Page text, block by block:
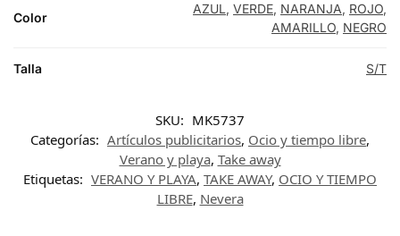
Color
AZUL, VERDE, NARANJA, ROJO,
AMARILLO, NEGRO
Talla S/T
SKU: MK5737
Categorías: Artículos publicitarios, Ocio y tiempo libre,
Verano y playa, Take away
Etiquetas: VERANO Y PLAYA, TAKE AWAY, OCIO Y TIEMPO
LIBRE, Nevera